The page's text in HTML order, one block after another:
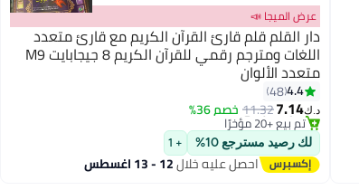
عرض الميجا 📣
دار القلم قلم قارئ القرآن الكريم مع قارئ متعدد
اللغات ومترجم رقمي للقرآن الكريم 8 جيجابايت M9
متعدد الألوان
4.4
48
د.ك‏7.14
11.32 خصم 36%
#2 في القواميس الإلكترونية والمسارد والترجمة
أقل سعر في السنة
تم بيع +20 مؤخرًا
#2 في القواميس الإلكترونية والمسارد والترجمة
لك رصيد مسترجع 10% + 1
احصل عليه خلال12 - 13 اغسطس